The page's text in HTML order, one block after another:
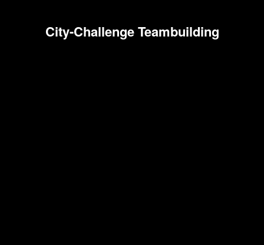
City-Challenge Teambuilding